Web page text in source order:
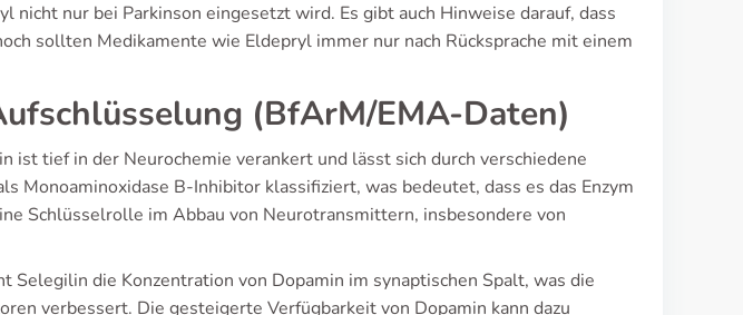
nicht nur bei Parkinson eingesetzt wird. Es gibt auch Hinweise darauf, dass
sollten Medikamente wie Eldepryl immer nur nach Rücksprache mit einem
(BfArM/EMA-Daten)
ist tief in der Neurochemie verankert und lässt sich durch verschiedene
Monoaminoxidase B-Inhibitor klassifiziert, was bedeutet, dass es das Enzym
Schlüsselrolle im Abbau von Neurotransmittern, insbesondere von
Selegilin die Konzentration von Dopamin im synaptischen Spalt, was die
verbessert. Die gesteigerte Verfügbarkeit von Dopamin kann dazu